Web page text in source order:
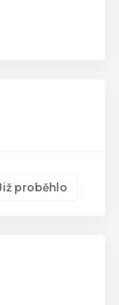
proběhlo